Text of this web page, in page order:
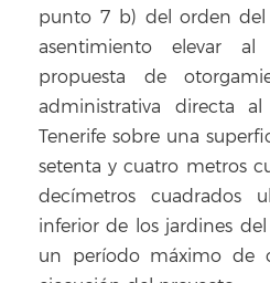
punto 7 b) del orden del
asentimiento elevar
propuesta de
administrativa directa
Tenerife sobre una
setenta y cuatro metros
decímetros cuadrados
inferior de los jardines
un período máximo de